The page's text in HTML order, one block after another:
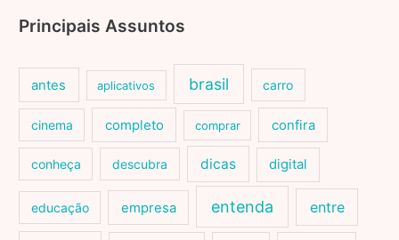
Principais Assuntos
antes aplicativos brasil carro
cinema completo comprar confira
conheça descubra dicas digital
educação empresa entenda entre